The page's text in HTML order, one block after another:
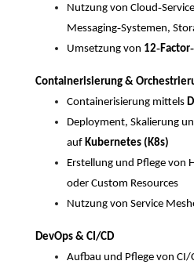
Nutzung von Cloud-
Messaging-Systemen,
Umsetzung von 12-Factor-
Containerisierung &
Containerisierung mittels
Deployment, Skalierung
auf Kubernetes (K8s)
Erstellung und Pflege von
oder Custom Resources
Nutzung von Service
DevOps & CI/CD
Aufbau und Pflege von CI/